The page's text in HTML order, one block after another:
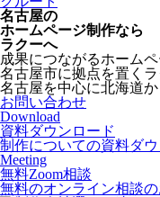
名古屋の
ホームページ制作なら
ラクーへ
成果につながるホーム
名古屋市に拠点を置く
名古屋を中心に北海道
お問い合わせ
Download
資料ダウンロード
制作についての資料ダ
Meeting
無料Zoom相談
無料のオンライン相談